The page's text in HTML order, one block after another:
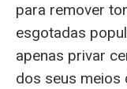
para remover
esgotadas
apenas privar
dos seus meios